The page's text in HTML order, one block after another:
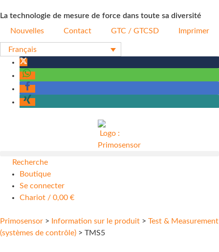
La technologie de mesure de force dans toute sa diversité
Nouvelles
Contact GTC / GTCSD Imprimer
Français
Recherche
Boutique
Se connecter
Chariot / 0,00 €
Primosensor > Information sur le produit > Test & Measurement
(systèmes de contrôle) > TMS5